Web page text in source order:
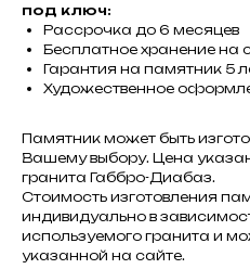
под ключ:
Рассрочка до 6 месяцев
Бесплатное хранение на
Гарантия на памятник 5
Художественное
Памятник может быть
Вашему выбору. Цена
гранита Габбро-Диабаз.
Стоимость изготовления
индивидуально в
используемого гранита и
указанной на сайте.